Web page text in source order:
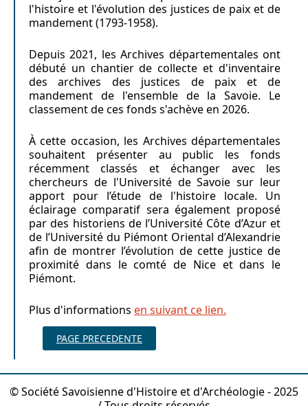
l'histoire et l'évolution des justices de paix et de
mandement (1793-1958).
Depuis 2021, les Archives départementales ont
débuté un chantier de collecte et d'inventaire
des archives des justices de paix et de
mandement de l'ensemble de la Savoie. Le
classement de ces fonds s'achève en 2026.
À cette occasion, les Archives départementales
souhaitent présenter au public les fonds
récemment classés et échanger avec les
chercheurs de l'Université de Savoie sur leur
apport pour l’étude de l'histoire locale. Un
éclairage comparatif sera également proposé
par des historiens de l’Université Côte d’Azur et
de l’Université du Piémont Oriental d’Alexandrie
afin de montrer l’évolution de cette justice de
proximité dans le comté de Nice et dans le
Piémont.
Plus d'informations en suivant ce lien.
PAGE PRECEDENTE
© Société Savoisienne d'Histoire et d'Archéologie - 2025